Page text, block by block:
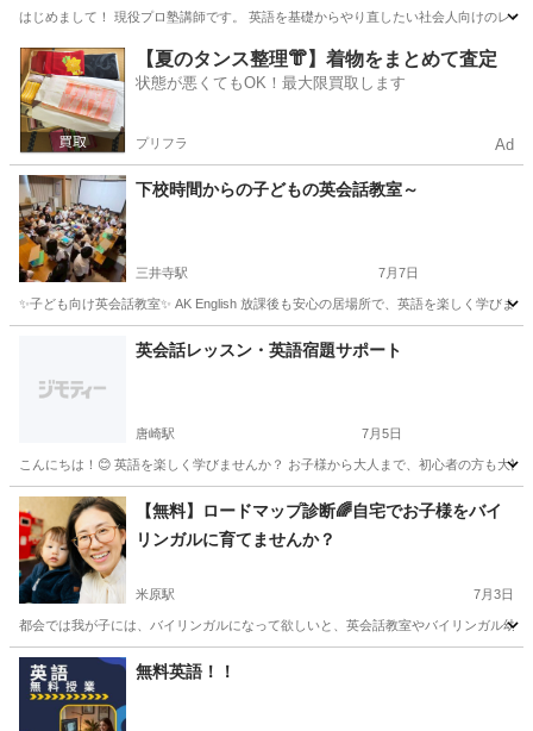
はじめまして！ 現役プロ塾講師です。 英語を基礎からやり直したい社会人向けのレ
滋賀 草津市 英語/基礎英語 社会人
【夏のタンス整理👘】着物をまとめて査定
状態が悪くてもOK！最大限買取します
プリフラ Ad
下校時間からの子どもの英会話教室～
三井寺駅 7月7日
✨子ども向け英会話教室✨ AK English 放課後も安心の居場所で、英語を楽しく学び
三井寺駅 英会話 子ども
英会話レッスン・英語宿題サポート
唐崎駅 7月5日
こんにちは！😊 英語を楽しく学びませんか？ お子様から大人まで、初心者の方も大
滋賀 大津市 唐崎駅 英会話 英会話レッスン
【無料】ロードマップ診断🌈自宅でお子様をバイ
リンガルに育てませんか？
米原駅 7月3日
都会では我が子には、バイリンガルになって欲しいと、英会話教室やバイリンガル幼
滋賀 大津市 米原駅 英会話
無料英語！！